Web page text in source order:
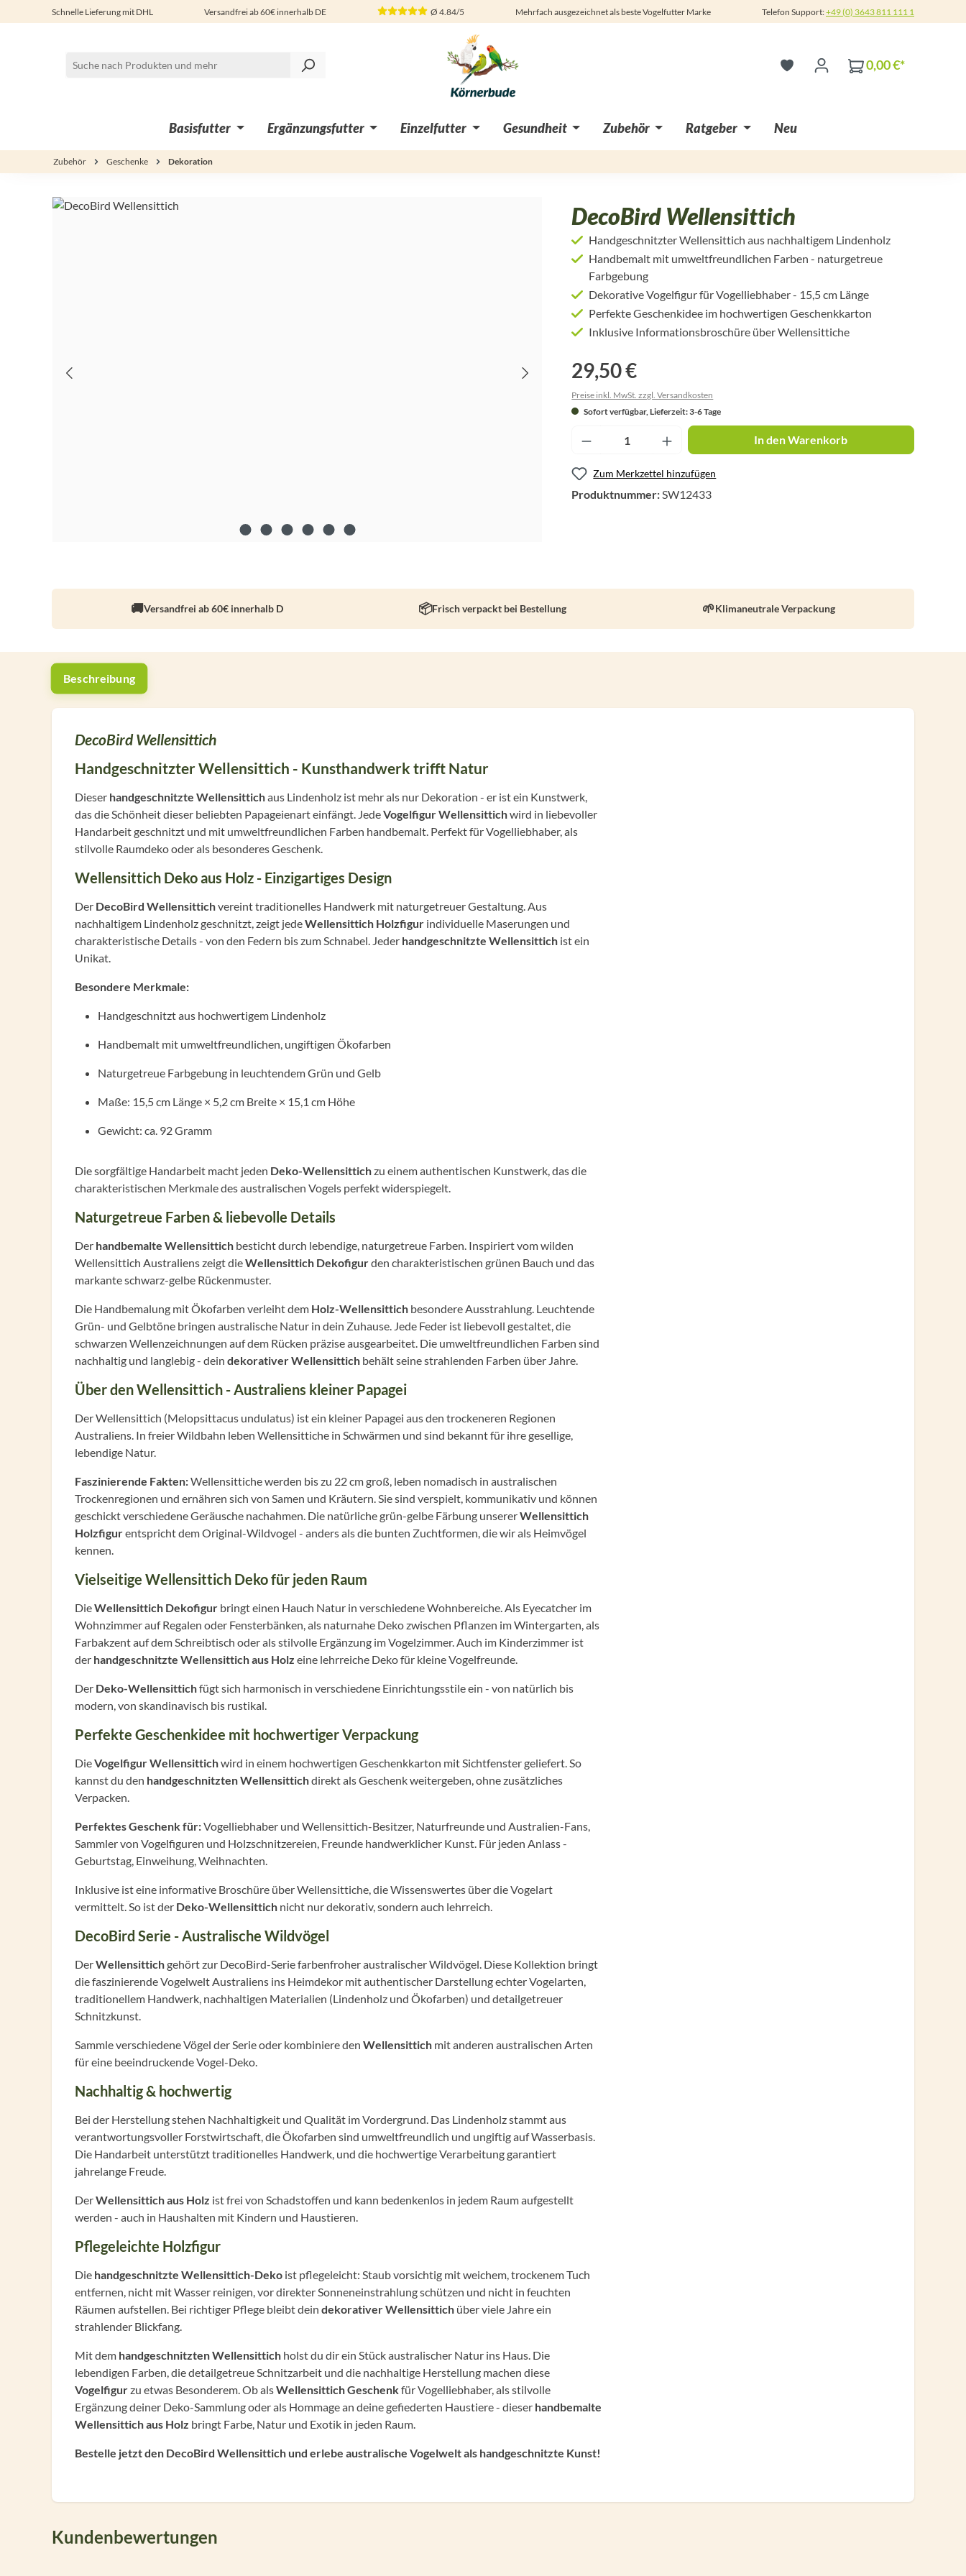
Hauptinhalt springen
Zur Suche springen
Zur Hauptnavigation springen
Schnelle Lieferung mit DHL Versandfrei ab 60€ innerhalb DE Ø 4.84/5 Mehrfach ausgezeichnet als beste Vogelfutter Marke Telefon Support:+49 (0) 3643 811 111 1
0,00 €*
Basisfutter Ergänzungsfutter Einzelfutter Gesundheit Zubehör Ratgeber Neu
Zubehör Geschenke Dekoration
Bildergalerie überspringen DecoBird Wellensittich
Handgeschnitzter Wellensittich aus nachhaltigem Lindenholz
Handbemalt mit umweltfreundlichen Farben - naturgetreue
Farbgebung
Dekorative Vogelfigur für Vogelliebhaber - 15,5 cm Länge
Perfekte Geschenkidee im hochwertigen Geschenkkarton
Inklusive Informationsbroschüre über Wellensittiche
29,50 €
Preise inkl. MwSt. zzgl. Versandkosten
Sofort verfügbar, Lieferzeit: 3-6 Tage
Produkt Anzahl: Gib den gewünschten Wert ein
In den Warenkorb
Zum Merkzettel hinzufügen
Produktnummer:SW12433
Versandfrei ab 60€ innerhalb D Frisch verpackt bei Bestellung Klimaneutrale Verpackung
Beschreibung
DecoBird Wellensittich
Handgeschnitzter Wellensittich - Kunsthandwerk trifft Natur
Dieser handgeschnitzte Wellensittichaus Lindenholz ist mehr als nur Dekoration - er ist ein Kunstwerk,
das die Schönheit dieser beliebten Papageienart einfängt. JedeVogelfigur Wellensittichwird in liebevoller
Handarbeit geschnitzt und mit umweltfreundlichen Farben handbemalt. Perfekt für Vogelliebhaber, als
stilvolle Raumdeko oder als besonderes Geschenk.
Wellensittich Deko aus Holz - Einzigartiges Design
Der DecoBird Wellensittichvereint traditionelles Handwerk mit naturgetreuer Gestaltung. Aus
nachhaltigem Lindenholz geschnitzt, zeigt jedeWellensittich Holzfigur individuelle Maserungen und
charakteristische Details - von den Federn bis zum Schnabel. Jeder handgeschnitzte Wellensittich ist ein
Unikat.
Besondere Merkmale:
Handgeschnitzt aus hochwertigem Lindenholz
Handbemalt mit umweltfreundlichen, ungiftigen Ökofarben
Naturgetreue Farbgebung in leuchtendem Grün und Gelb
Maße: 15,5 cm Länge × 5,2 cm Breite × 15,1 cm Höhe
Gewicht: ca. 92 Gramm
Die sorgfältige Handarbeit macht jeden Deko-Wellensittichzu einem authentischen Kunstwerk, das die
charakteristischen Merkmale des australischen Vogels perfekt widerspiegelt.
Naturgetreue Farben & liebevolle Details
Der handbemalte Wellensittich besticht durch lebendige, naturgetreue Farben. Inspiriert vom wilden
Wellensittich Australiens zeigt dieWellensittich Dekofigurden charakteristischen grünen Bauch und das
markante schwarz-gelbe Rückenmuster.
Die Handbemalung mit Ökofarben verleiht dem Holz-Wellensittich besondere Ausstrahlung. Leuchtende
Grün- und Gelbtöne bringen australische Natur in dein Zuhause. Jede Feder ist liebevoll gestaltet, die
schwarzen Wellenzeichnungen auf dem Rücken präzise ausgearbeitet. Die umweltfreundlichen Farben sind
nachhaltig und langlebig - dein dekorativer Wellensittich behält seine strahlenden Farben über Jahre.
Über den Wellensittich - Australiens kleiner Papagei
Der Wellensittich (Melopsittacus undulatus) ist ein kleiner Papagei aus den trockeneren Regionen
Australiens. In freier Wildbahn leben Wellensittiche in Schwärmen und sind bekannt für ihre gesellige,
lebendige Natur.
Faszinierende Fakten:Wellensittiche werden bis zu 22 cm groß, leben nomadisch in australischen
Trockenregionen und ernähren sich von Samen und Kräutern. Sie sind verspielt, kommunikativ und können
geschickt verschiedene Geräusche nachahmen. Die natürliche grün-gelbe Färbung unsererWellensittich
Holzfigurentspricht dem Original-Wildvogel - anders als die bunten Zuchtformen, die wir als Heimvögel
kennen.
Vielseitige Wellensittich Deko für jeden Raum
DieWellensittich Dekofigur bringt einen Hauch Natur in verschiedene Wohnbereiche. Als Eyecatcher im
Wohnzimmer auf Regalen oder Fensterbänken, als naturnahe Deko zwischen Pflanzen im Wintergarten, als
Farbakzent auf dem Schreibtisch oder als stilvolle Ergänzung im Vogelzimmer. Auch im Kinderzimmer ist
der handgeschnitzte Wellensittich aus Holz eine lehrreiche Deko für kleine Vogelfreunde.
Der Deko-Wellensittichfügt sich harmonisch in verschiedene Einrichtungsstile ein - von natürlich bis
modern, von skandinavisch bis rustikal.
Perfekte Geschenkidee mit hochwertiger Verpackung
DieVogelfigur Wellensittichwird in einem hochwertigen Geschenkkarton mit Sichtfenster geliefert. So
kannst du den handgeschnitzten Wellensittichdirekt als Geschenk weitergeben, ohne zusätzliches
Verpacken.
Perfektes Geschenk für:Vogelliebhaber und Wellensittich-Besitzer, Naturfreunde und Australien-Fans,
Sammler von Vogelfiguren und Holzschnitzereien, Freunde handwerklicher Kunst. Für jeden Anlass -
Geburtstag, Einweihung, Weihnachten.
Inklusive ist eine informative Broschüre über Wellensittiche, die Wissenswertes über die Vogelart
vermittelt. So ist der Deko-Wellensittich nicht nur dekorativ, sondern auch lehrreich.
DecoBird Serie - Australische Wildvögel
DerWellensittichgehört zur DecoBird-Serie farbenfroher australischer Wildvögel. Diese Kollektion bringt
die faszinierende Vogelwelt Australiens ins Heimdekor mit authentischer Darstellung echter Vogelarten,
traditionellem Handwerk, nachhaltigen Materialien (Lindenholz und Ökofarben) und detailgetreuer
Schnitzkunst.
Sammle verschiedene Vögel der Serie oder kombiniere den Wellensittich mit anderen australischen Arten
für eine beeindruckende Vogel-Deko.
Nachhaltig & hochwertig
Bei der Herstellung stehen Nachhaltigkeit und Qualität im Vordergrund. Das Lindenholz stammt aus
verantwortungsvoller Forstwirtschaft, die Ökofarben sind umweltfreundlich und ungiftig auf Wasserbasis.
Die Handarbeit unterstützt traditionelles Handwerk, und die hochwertige Verarbeitung garantiert
jahrelange Freude.
DerWellensittich aus Holz ist frei von Schadstoffen und kann bedenkenlos in jedem Raum aufgestellt
werden - auch in Haushalten mit Kindern und Haustieren.
Pflegeleichte Holzfigur
Die handgeschnitzte Wellensittich-Deko ist pflegeleicht: Staub vorsichtig mit weichem, trockenem Tuch
entfernen, nicht mit Wasser reinigen, vor direkter Sonneneinstrahlung schützen und nicht in feuchten
Räumen aufstellen. Bei richtiger Pflege bleibt dein dekorativer Wellensittich über viele Jahre ein
strahlender Blickfang.
Mit dem handgeschnitzten Wellensittich holst du dir ein Stück australischer Natur ins Haus. Die
lebendigen Farben, die detailgetreue Schnitzarbeit und die nachhaltige Herstellung machen diese
Vogelfigurzu etwas Besonderem. Ob alsWellensittich Geschenkfür Vogelliebhaber, als stilvolle
Ergänzung deiner Deko-Sammlung oder als Hommage an deine gefiederten Haustiere - dieser handbemalte
Wellensittich aus Holz bringt Farbe, Natur und Exotik in jeden Raum.
Bestelle jetzt den DecoBird Wellensittich und erlebe australische Vogelwelt als handgeschnitzte Kunst!
Kundenbewertungen